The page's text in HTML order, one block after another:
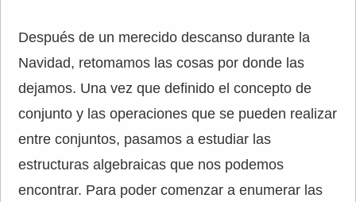
Después de un merecido descanso durante la
Navidad, retomamos las cosas por donde las
dejamos. Una vez que definido el concepto de
conjunto y las operaciones que se pueden realizar
entre conjuntos, pasamos a estudiar las
estructuras algebraicas que nos podemos
encontrar. Para poder comenzar a enumerar las